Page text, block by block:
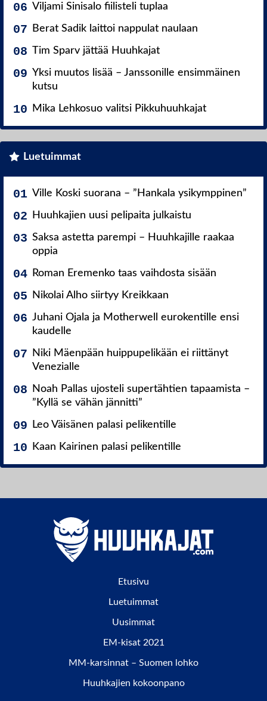
Viljami Sinisalo fiilisteli tuplaa
Berat Sadik laittoi nappulat naulaan
Tim Sparv jättää Huuhkajat
Yksi muutos lisää – Janssonille ensimmäinen
kutsu
Mika Lehkosuo valitsi Pikkuhuuhkajat
Luetuimmat
Ville Koski suorana – ”Hankala ysikymppinen”
Huuhkajien uusi pelipaita julkaistu
Saksa astetta parempi – Huuhkajille raakaa
oppia
Roman Eremenko taas vaihdosta sisään
Nikolai Alho siirtyy Kreikkaan
Juhani Ojala ja Motherwell eurokentille ensi
kaudelle
Niki Mäenpään huippupelikään ei riittänyt
Venezialle
Noah Pallas ujosteli supertähtien tapaamista –
”Kyllä se vähän jännitti”
Leo Väisänen palasi pelikentille
Kaan Kairinen palasi pelikentille
Etusivu
Luetuimmat
Uusimmat
EM-kisat 2021
MM-karsinnat – Suomen lohko
Huuhkajien kokoonpano